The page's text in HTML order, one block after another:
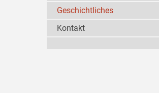
Geschichtliches
Kontakt